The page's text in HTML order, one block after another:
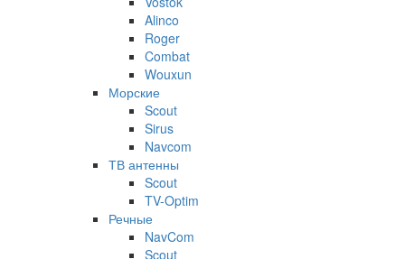
Alinco
Roger
Combat
Wouxun
Морские
Scout
Sirus
Navcom
ТВ антенны
Scout
TV-Optim
Речные
NavCom
Scout